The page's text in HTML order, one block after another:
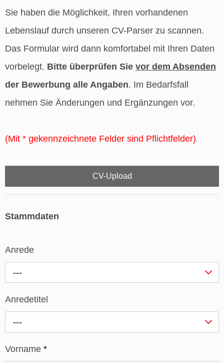
Sie haben die Möglichkeit, Ihren vorhandenen
Lebenslauf durch unseren CV-Parser zu scannen.
Das Formular wird dann komfortabel mit Ihren Daten
vorbelegt. Bitte überprüfen Sie vor dem Absenden
der Bewerbung alle Angaben. Im Bedarfsfall
nehmen Sie Änderungen und Ergänzungen vor.
(Mit * gekennzeichnete Felder sind Pflichtfelder)
CV-Upload
Stammdaten
Anrede
---
Anredetitel
---
Vorname *